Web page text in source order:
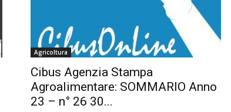
Agricoltura
Cibus Agenzia Stampa
Agroalimentare: SOMMARIO Anno
23 – n° 26 30...